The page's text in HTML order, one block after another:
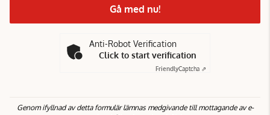
Gå med nu!
Anti-Robot Verification
Click to start verification
FriendlyCaptcha ⇗
Genom ifyllnad av detta formulär lämnas medgivande till mottagande av e-